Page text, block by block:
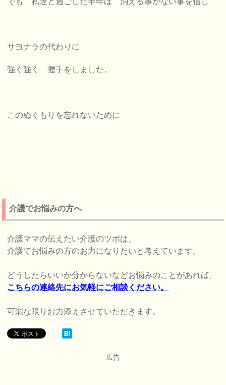
サヨナラの代わりに
強く強く 握手をしました。
このぬくもりを忘れないために
介護でお悩みの方へ
介護ママの伝えたい介護のツボは、
介護でお悩みの方のお力になりたいと考えています。
どうしたらいいか分からないなどお悩みのことがあれば、
こちらの連絡先にお気軽にご相談ください。
可能な限りお力添えさせていただきます。
広告